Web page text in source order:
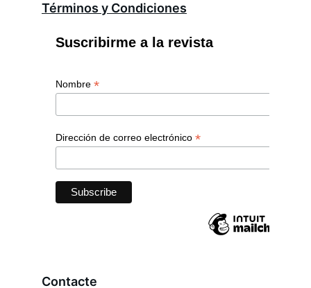
Contacte
Términos y Condiciones